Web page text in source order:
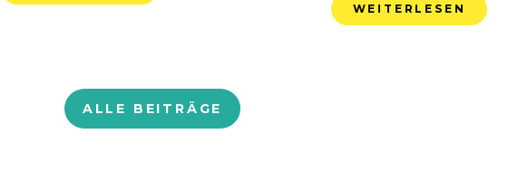
WEITERLESEN
ALLE BEITRÄGE